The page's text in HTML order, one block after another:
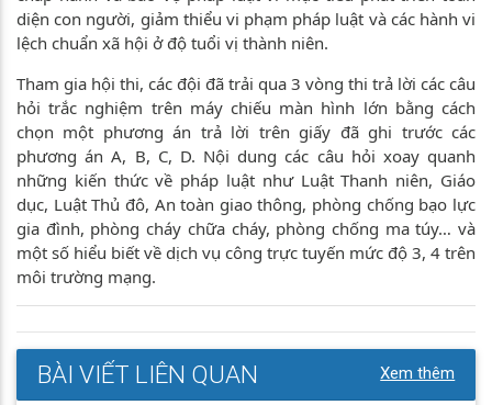
diện con người, giảm thiểu vi phạm pháp luật và các hành vi
lệch chuẩn xã hội ở độ tuổi vị thành niên.
Tham gia hội thi, các đội đã trải qua 3 vòng thi trả lời các câu
hỏi trắc nghiệm trên máy chiếu màn hình lớn bằng cách
chọn một phương án trả lời trên giấy đã ghi trước các
phương án A, B, C, D. Nội dung các câu hỏi xoay quanh
những kiến thức về pháp luật như Luật Thanh niên, Giáo
dục, Luật Thủ đô, An toàn giao thông, phòng chống bạo lực
gia đình, phòng cháy chữa cháy, phòng chống ma túy… và
một số hiểu biết về dịch vụ công trực tuyến mức độ 3, 4 trên
môi trường mạng.
BÀI VIẾT LIÊN QUAN Xem thêm